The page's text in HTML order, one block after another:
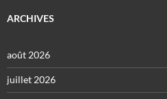
ARCHIVES
août 2026
juillet 2026